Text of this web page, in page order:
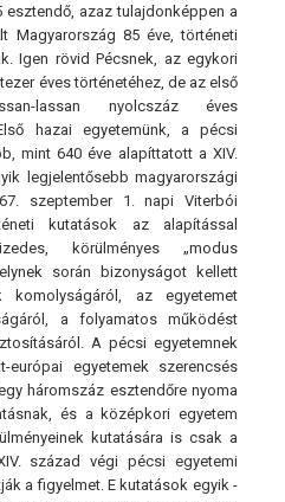
esztendő, azaz tulajdonképpen a
Magyarország 85 éve, történeti
Igen rövid Pécsnek, az egykori
éves történetéhez, de az első
lassan nyolcszáz éves
hazai egyetemünk, a pécsi
mint 640 éve alapíttatott a XIV.
legjelentősebb magyarországi
szeptember 1. napi Viterbói
kutatások az alapítással
körülményes „modus
során bizonyságot kellett
az egyetemet
a folyamatos működést
A pécsi egyetemnek
egyetemek szerencsés
háromszáz esztendőre nyoma
és a középkori egyetem
kutatására is csak a
század végi pécsi egyetemi
a figyelmet. E kutatások egyik -